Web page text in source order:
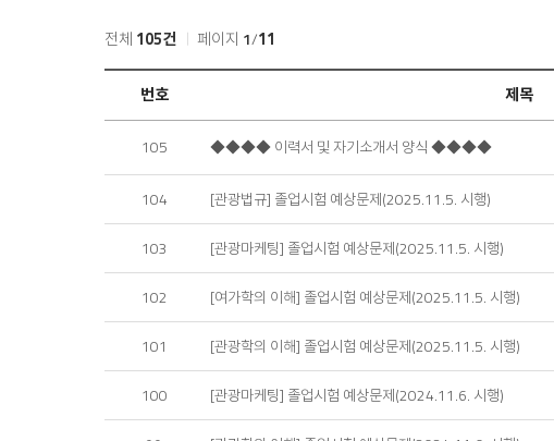
전체 105건 페이지 1/11
실
록
번호 제목
105 ◆◆◆◆ 이력서 및 자기소개서 양식 ◆◆◆◆
104 [관광법규] 졸업시험 예상문제(2025.11.5. 시행)
103 [관광마케팅] 졸업시험 예상문제(2025.11.5. 시행)
102 [여가학의 이해] 졸업시험 예상문제(2025.11.5. 시행)
101 [관광학의 이해] 졸업시험 예상문제(2025.11.5. 시행)
100 [관광마케팅] 졸업시험 예상문제(2024.11.6. 시행)